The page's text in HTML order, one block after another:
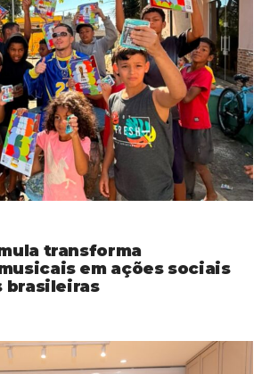
transforma
em ações sociais
brasileiras